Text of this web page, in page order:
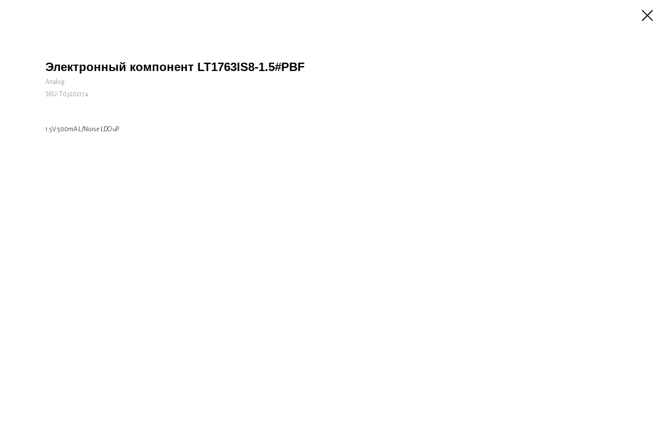
Электронный компонент LT1763IS8-1.5#PBF
Analog
SKU:
Т03202174
1.5V 500mA L/Noise LDO uP